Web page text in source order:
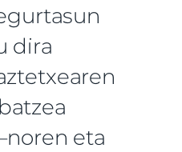
dira
eta